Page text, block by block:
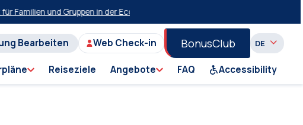
Familien und Gruppen in der Economy-Klasse auf der Strecke Piraeus-Milos-
Bearbeiten Web Check-in BonusClub
Reiseziele Angebote FAQ Accessibility